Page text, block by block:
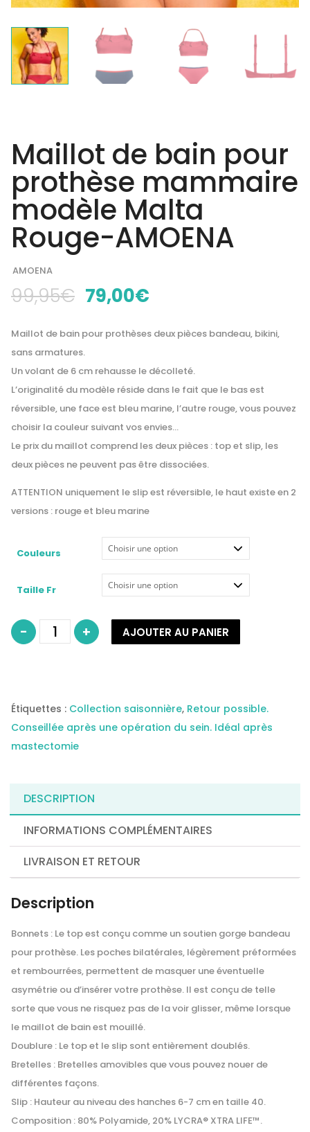
Maillot de bain pour
prothèse mammaire
modèle Malta
Rouge-AMOENA
AMOENA
99,95€ Le
initial
était :
99,95€.
79,00€
actuel
79,00€.
Maillot de bain pour prothèses deux pièces bandeau, bikini,
sans armatures.
Un volant de 6 cm rehausse le décolleté.
L’originalité du modèle réside dans le fait que le bas est
réversible, une face est bleu marine, l’autre rouge, vous pouvez
choisir la couleur suivant vos envies…
Le prix du maillot comprend les deux pièces : top et slip, les
deux pièces ne peuvent pas être dissociées.
ATTENTION uniquement le slip est réversible, le haut existe en 2
versions : rouge et bleu marine
Couleurs
Taille Fr
- quantité
Maillot
Malta
Rouge-
AMOENA
+ AJOUTER AU PANIER
Étiquettes : Collection saisonnière, Retour possible.
Conseillée après une opération du sein. Idéal après
mastectomie
DESCRIPTION
INFORMATIONS COMPLÉMENTAIRES
LIVRAISON ET RETOUR
Description
Bonnets : Le top est conçu comme un soutien gorge bandeau
pour prothèse. Les poches bilatérales, légèrement préformées
et rembourrées, permettent de masquer une éventuelle
asymétrie ou d’insérer votre prothèse. Il est conçu de telle
sorte que vous ne risquez pas de la voir glisser, même lorsque
le maillot de bain est mouillé.
Doublure : Le top et le slip sont entièrement doublés.
Bretelles : Bretelles amovibles que vous pouvez nouer de
différentes façons.
Slip : Hauteur au niveau des hanches 6-7 cm en taille 40.
Composition : 80% Polyamide, 20% LYCRA® XTRA LIFE™.